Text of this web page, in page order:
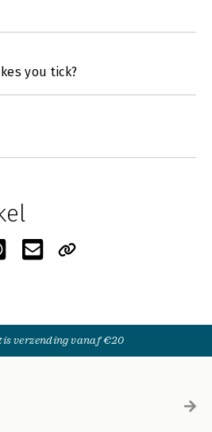
you tick?
verzending vanaf €20